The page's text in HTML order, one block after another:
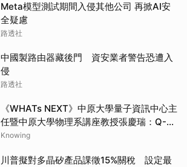
Meta模型測試期間入侵其他公司 再掀AI安
全疑慮
路透社
中國製路由器藏後門 資安業者警告恐遭入
侵
路透社
《WHATs NEXT》中原大學量子資訊中心主
任暨中原大學物理系講座教授張慶瑞：Q-
day的countdown現在已經開始了
Knowing
川普擬對多晶矽產品課徵15%關稅 設定最